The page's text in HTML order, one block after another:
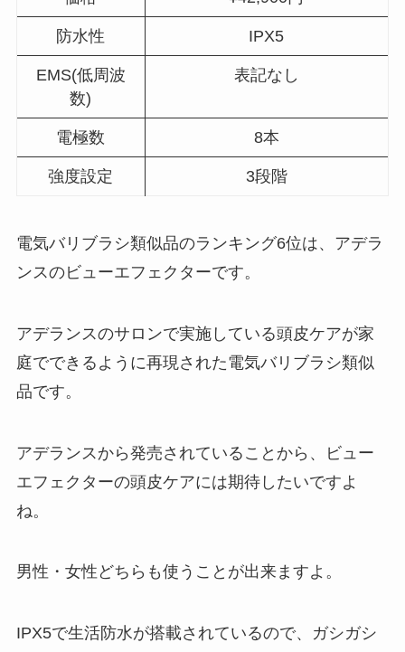
防水性 IPX5
EMS(低周波
数)
表記なし
電極数 8本
強度設定 3段階
電気バリブラシ類似品のランキング6位は、アデラ
ンスのビューエフェクターです。
アデランスのサロンで実施している頭皮ケアが家
庭でできるように再現された電気バリブラシ類似
品です。
アデランスから発売されていることから、ビュー
エフェクターの頭皮ケアには期待したいですよ
ね。
男性・女性どちらも使うことが出来ますよ。
IPX5で生活防水が搭載されているので、ガシガシ